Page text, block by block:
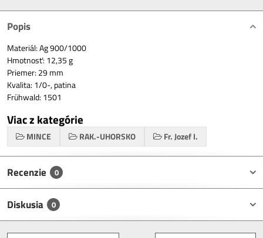
Popis
Materiál: Ag 900/1000
Hmotnosť: 12,35 g
Priemer: 29 mm
Kvalita: 1/0-, patina
Frühwald: 1501
Viac z kategórie
MINCE RAK.-UHORSKO Fr. Jozef I.
Recenzie 0
Diskusia 0